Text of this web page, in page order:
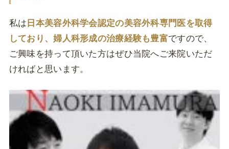
私は 日本美容外科学会認定の美容外科専門医を取得
しており、婦人科形成の治療経験も豊富ですので、
ご興味を持って頂いた方はぜひ当院へご来院いただ
ければと思います。